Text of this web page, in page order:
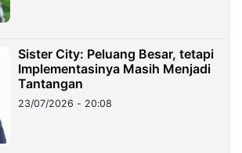
Sister City: Peluang Besar, tetapi
Implementasinya Masih Menjadi
Tantangan
23/07/2026 - 20:08